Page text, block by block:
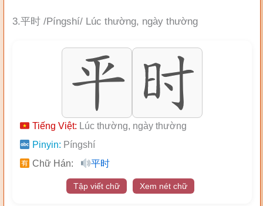
3.平时 /Píngshí/ Lúc thường, ngày thường
Tiếng Việt: Lúc thường, ngày thường
Pinyin: Píngshí
Chữ Hán:
平时
Tập viết chữ Xem nét chữ